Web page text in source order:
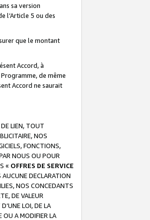
sa version
l’Article 5 ou des
que le montant
Accord, à
de même
Accord ne saurait
LIEN, TOUT
NOS
FONCTIONS,
NOUS OU POUR
« OFFRES DE SERVICE
DECLARATION
NOS CONCEDANTS
DE VALEUR
LOI, DE LA
OU A MODIFIER LA